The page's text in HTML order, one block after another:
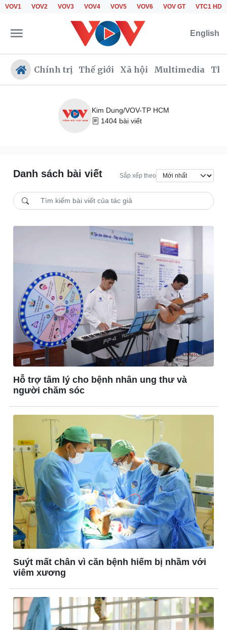
VOV1 VOV2 VOV3 VOV4 VOV5 VOV6 VOV GT VTC1 HD
English
Chính trị Thế giới Xã hội Multimedia
Nhận diện sự thật
Dấu ấn VOV
Biển đảo
Thế giới
Quan sát
Cuộc sống đó đây
Ảnh
Video
Infographic
Kim Dung/VOV-TP HCM
1404 bài viết
Danh sách bài viết Sắp xếp theo
Hỗ trợ tâm lý cho bệnh nhân ung thư và
người chăm sóc
Suýt mất chân vì căn bệnh hiếm bị nhầm với
viêm xương